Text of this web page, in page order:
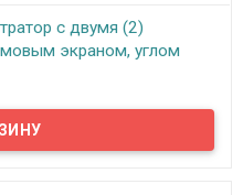
с двумя (2)
экраном, углом
10 диодной LED